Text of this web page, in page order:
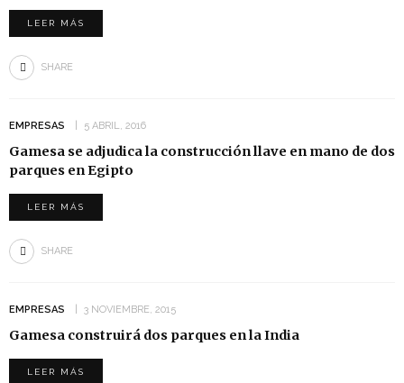
LEER MÁS
SHARE
EMPRESAS 5 ABRIL, 2016
Gamesa se adjudica la construcción llave en mano de dos
parques en Egipto
LEER MÁS
SHARE
EMPRESAS 3 NOVIEMBRE, 2015
Gamesa construirá dos parques en la India
LEER MÁS